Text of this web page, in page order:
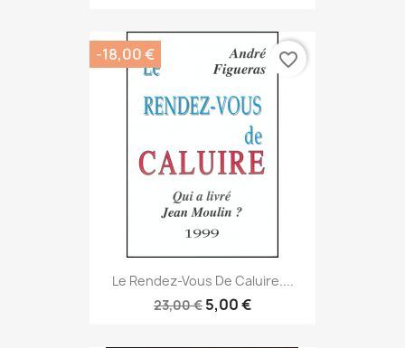
Le Rendez-Vous De Caluire....
23,00 € 5,00 €
-18,00 € favorite_border